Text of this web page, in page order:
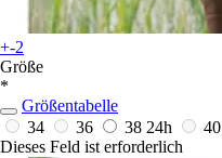
+-2
Größe
*
Größentabelle
34
36 38 24h 40
Dieses Feld ist erforderlich